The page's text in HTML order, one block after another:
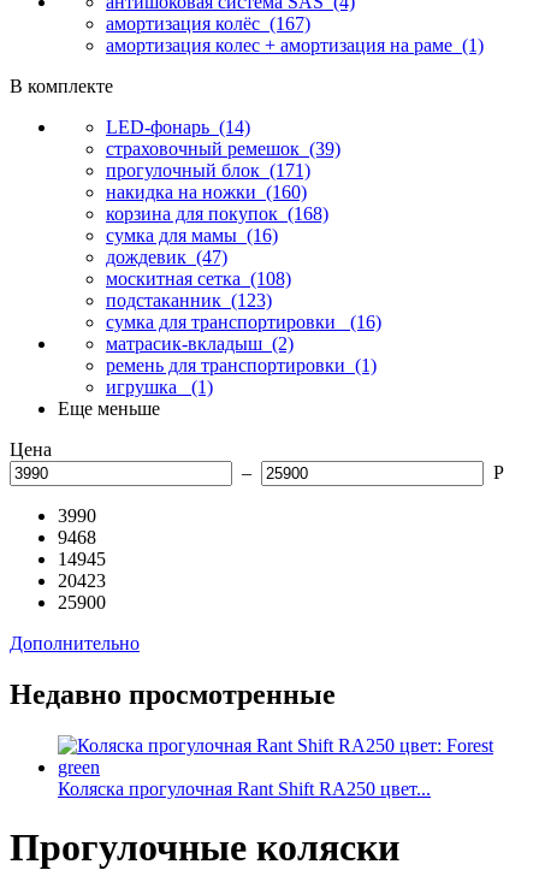
амортизация колёс (167)
амортизация колес + амортизация на раме (1)
В комплекте
LED-фонарь (14)
страховочный ремешок (39)
прогулочный блок (171)
накидка на ножки (160)
корзина для покупок (168)
сумка для мамы (16)
дождевик (47)
москитная сетка (108)
подстаканник (123)
сумка для транспортировки
(16)
матрасик-вкладыш (2)
ремень для транспортировки (1)
игрушка
(1)
Еще меньше
Цена
–
Р
3990
9468
14945
20423
25900
Дополнительно
Недавно просмотренные
Коляска прогулочная Rant Shift RA250 цвет...
Прогулочные коляски